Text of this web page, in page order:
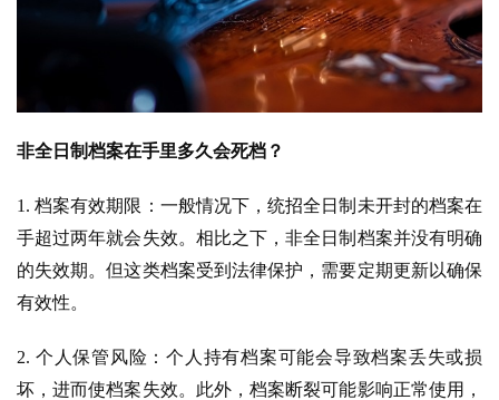
非全日制档案在手里多久会死档？
1. 档案有效期限：一般情况下，统招全日制未开封的档案在
手超过两年就会失效。相比之下，非全日制档案并没有明确
的失效期。但这类档案受到法律保护，需要定期更新以确保
有效性。
2. 个人保管风险：个人持有档案可能会导致档案丢失或损
坏，进而使档案失效。此外，档案断裂可能影响正常使用，